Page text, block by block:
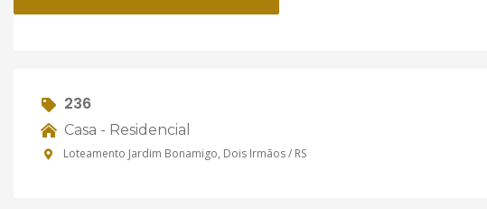
236
Casa - Residencial
Loteamento Jardim Bonamigo, Dois Irmãos / RS